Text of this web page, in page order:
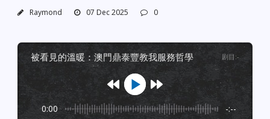
Raymond 07 Dec 2025 0
被看見的溫暖：澳門鼎泰豐教我服務哲學 剧目 :-
0:00 -:--